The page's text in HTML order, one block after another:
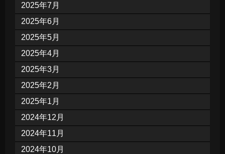
2025年7月
2025年6月
2025年5月
2025年4月
2025年3月
2025年2月
2025年1月
2024年12月
2024年11月
2024年10月